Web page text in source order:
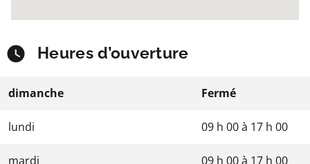
Heures d’ouverture
dimanche Fermé
lundi 09 h 00à 17 h 00
mardi 09 h 00à 17 h 00